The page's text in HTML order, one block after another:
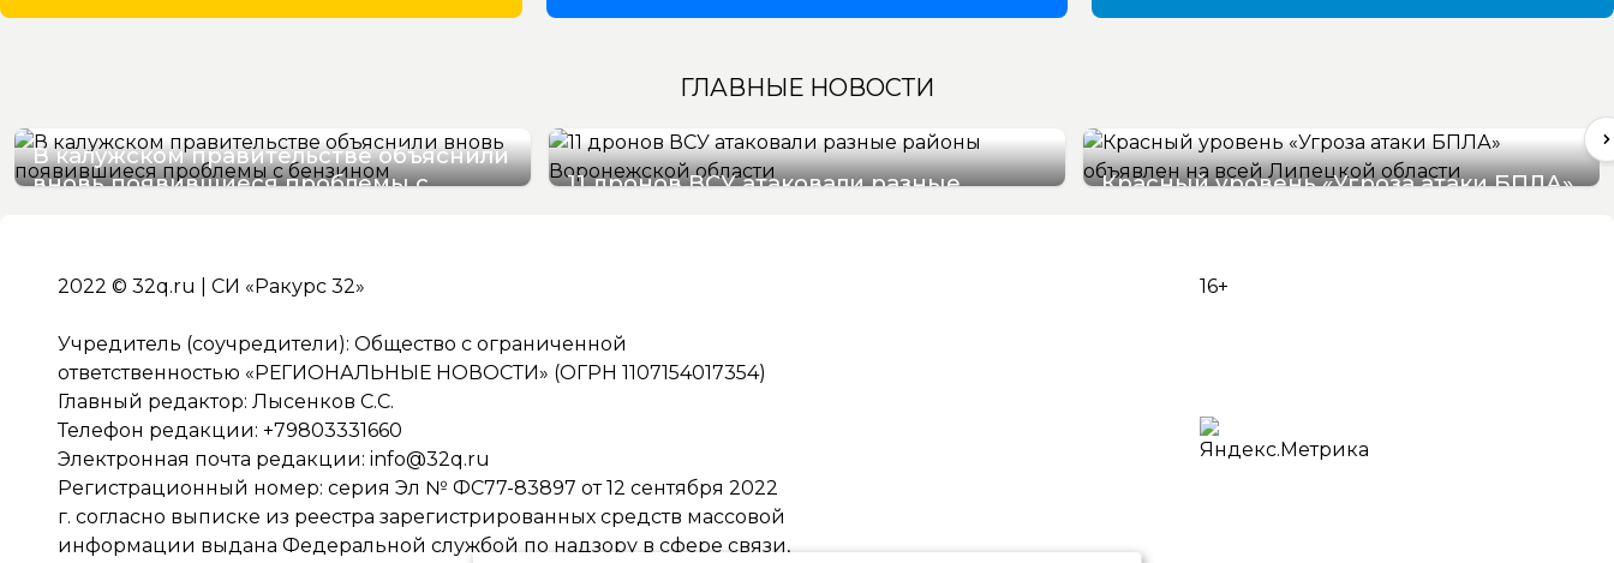
ГЛАВНЫЕ НОВОСТИ
В калужском правительстве объяснили
вновь появившиеся проблемы с
11 дронов ВСУ атаковали разные
Красный уровень «Угроза атаки БПЛА»
2022 © 32q.ru | СИ «Ракурс 32»
Учредитель (соучредители): Общество с ограниченной
ответственностью «РЕГИОНАЛЬНЫЕ НОВОСТИ» (ОГРН 1107154017354)
Главный редактор: Лысенков С.С.
Телефон редакции: +79803331660
Электронная почта редакции: info@32q.ru
Регистрационный номер: серия Эл № ФС77-83897 от 12 сентября 2022
г. согласно выписке из реестра зарегистрированных средств массовой
информации выдана Федеральной службой по надзору в сфере связи,
16+